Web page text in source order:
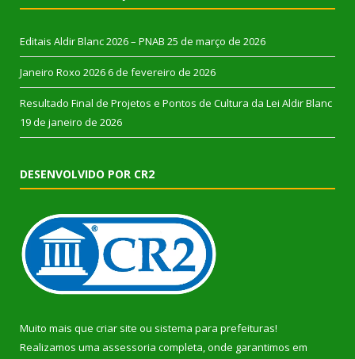
Editais Aldir Blanc 2026 – PNAB 25 de março de 2026
Janeiro Roxo 2026 6 de fevereiro de 2026
Resultado Final de Projetos e Pontos de Cultura da Lei Aldir Blanc
19 de janeiro de 2026
DESENVOLVIDO POR CR2
Muito mais que criar site ou sistema para prefeituras!
Realizamos uma assessoria completa, onde garantimos em